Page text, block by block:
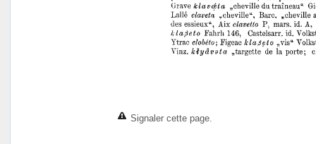
Signaler cette page.